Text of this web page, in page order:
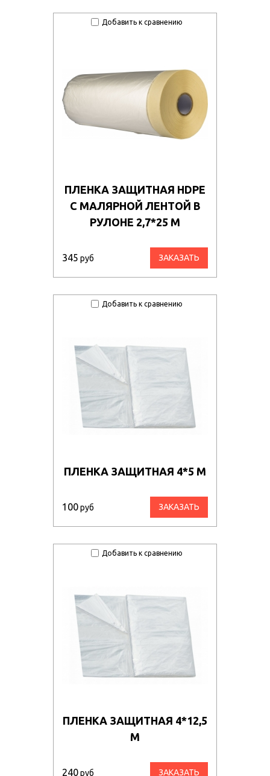
Добавить к сравнению
ПЛЕНКА ЗАЩИТНАЯ HDPE
С МАЛЯРНОЙ ЛЕНТОЙ В
РУЛОНЕ 2,7*25 М
345 руб ЗАКАЗАТЬ
Добавить к сравнению
ПЛЕНКА ЗАЩИТНАЯ 4*5 М
100руб ЗАКАЗАТЬ
Добавить к сравнению
ПЛЕНКА ЗАЩИТНАЯ 4*12,5
М
240руб ЗАКАЗАТЬ